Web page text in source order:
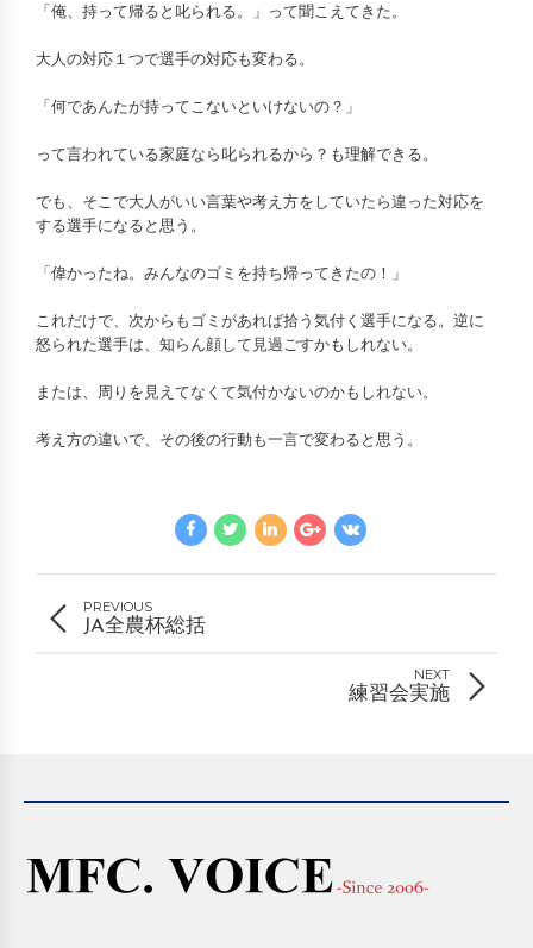
「俺、持って帰ると叱られる。」って聞こえてきた。
大人の対応１つで選手の対応も変わる。
「何であんたが持ってこないといけないの？」
って言われている家庭なら叱られるから？も理解できる。
でも、そこで大人がいい言葉や考え方をしていたら違った対応を
する選手になると思う。
「偉かったね。みんなのゴミを持ち帰ってきたの！」
これだけで、次からもゴミがあれば拾う気付く選手になる。逆に
怒られた選手は、知らん顔して見過ごすかもしれない。
または、周りを見えてなくて気付かないのかもしれない。
考え方の違いで、その後の行動も一言で変わると思う。
PREVIOUS
JA全農杯総括
NEXT
練習会実施